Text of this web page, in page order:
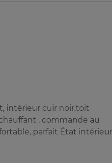
intérieur cuir noir,toit
, commande au
parfait État intérieur